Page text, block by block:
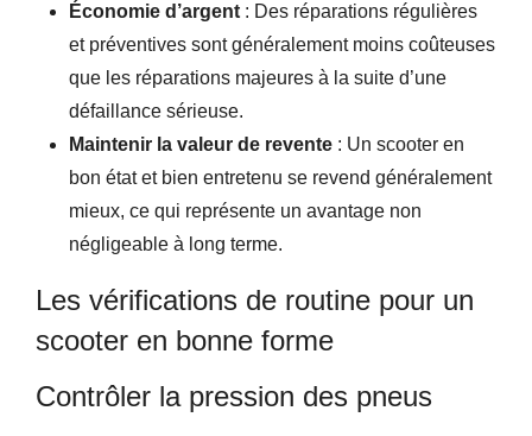
Économie d’argent : Des réparations régulières
et préventives sont généralement moins coûteuses
que les réparations majeures à la suite d’une
défaillance sérieuse.
Maintenir la valeur de revente : Un scooter en
bon état et bien entretenu se revend généralement
mieux, ce qui représente un avantage non
négligeable à long terme.
Les vérifications de routine pour un
scooter en bonne forme
Contrôler la pression des pneus